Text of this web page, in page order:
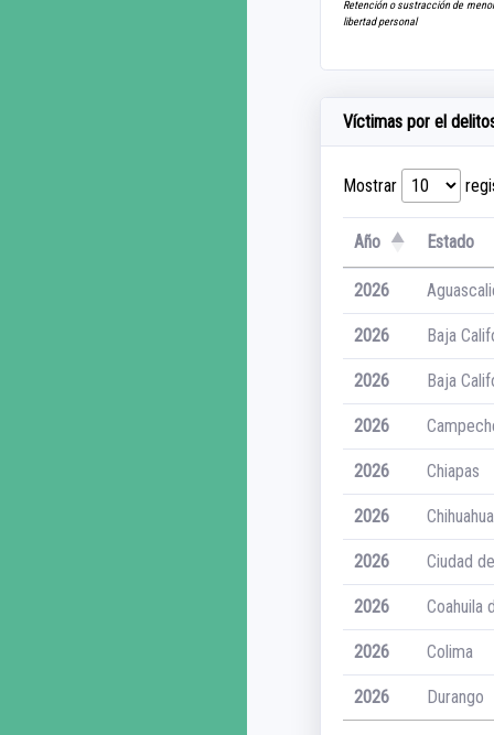
Retención o sustracción de
libertad personal
Víctimas por el
Mostrar
Año Estado
2026
2026 Baja
2026 Baja
2026
2026 Chiapas
2026 Chihuahua
2026 Ciudad
2026 Coahuila
2026 Colima
2026 Durango